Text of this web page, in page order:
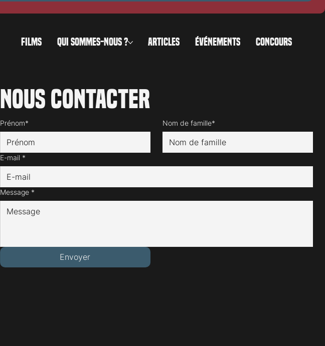
FILMS QUI SOMMES-NOUS ? ARTICLES ÉVÉNEMENTS CONCOURS
Nous contacter
Prénom* Nom de famille*
E-mail *
Message *
Envoyer